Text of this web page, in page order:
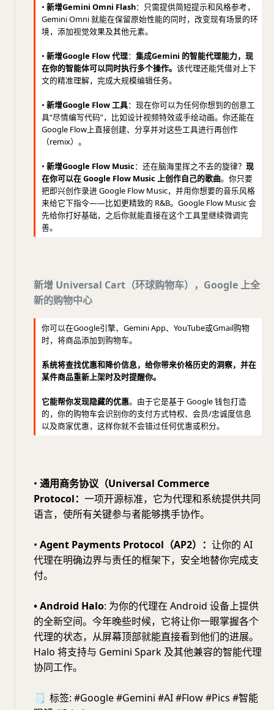
• 新增Gemini Omni Flash：只需提供简短提示和风格参考，
Gemini Omni 就能在保留原始性能的同时，改变现有场景的环
境，添加视觉效果及其他元素。
• 新增Google Flow 代理： 集成Gemini 的智能代理能力，现
在你的智能体可以同时执行多个操作。 该代理还能凭借对上下
文的精准理解，完成大规模编辑任务。
• 新增Google Flow 工具：现在你可以为任何你想到的创意工
具“尽情编写代码”，比如设计视频特效或手绘动画。你还能在
Google Flow上直接创建、分享并对这些工具进行再创作
（remix）。
• 新增Google Flow Music：还在脑海里挥之不去的旋律？ 现
在你可以在 Google Flow Music 上创作自己的歌曲。你只要
把即兴创作录进 Google Flow Music，并用你想要的音乐风格
来给它下指令——比如更精致的 R&B。Google Flow Music 会
先给你打好基础，之后你就能直接在这个工具里继续微调完
善。
新增 Universal Cart（环球购物车），Google 上全
新的购物中心
你可以在Google引擎、Gemini App、YouTube或Gmail购物
时，将商品添加到购物车。
系统将查找优惠和降价信息，给你带来价格历史的洞察，并在
某件商品重新上架时及时提醒你。
它能帮你发现隐藏的优惠。由于它是基于 Google 钱包打造
的，你的购物车会识别你的支付方式特权、会员/忠诚度信息
以及商家优惠，这样你就不会错过任何优惠或积分。
• 通用商务协议（Universal Commerce
Protocol： 一项开源标准，它为代理和系统提供共同
语言，使所有关键参与者能够携手协作。
• Agent Payments Protocol（AP2）： 让你的 AI
代理在明确边界与责任的框架下，安全地替你完成支
付。
• Android Halo: 为你的代理在 Android 设备上提供
的全新空间。今年晚些时候，它将让你一眼掌握各个
代理的状态，从屏幕顶部就能直接看到他们的进展。
Halo 将支持与 Gemini Spark 及其他兼容的智能代理
协同工作。
🗒 标签: #Google #Gemini #AI #Flow #Pics #智能